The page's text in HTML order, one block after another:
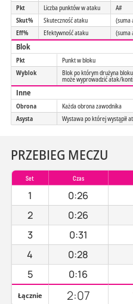
Pkt
Liczba punktów w ataku
A#
Skut%
Skuteczność ataku
(suma
Eff%
Efektywność ataku (suma
Blok
Pkt Punkt w bloku
Wyblok
Blok po którym drużyna
może wyprowadzić atak/
Inne
Obrona
Każda obrona zawodnika
Asysta
Wystawa po której wystąpił
PRZEBIEG MECZU
Set Czas
1 0:26
2
0:26
3
0:31
4
0:28
5
0:16
Łącznie 2:07